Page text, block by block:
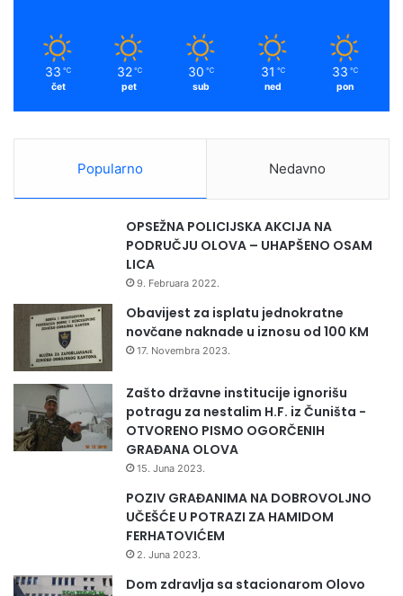
33 ℃
čet
32 ℃
pet
30 ℃
sub
31 ℃
ned
33 ℃
pon
Popularno Nedavno
OPSEŽNA POLICIJSKA AKCIJA NA
PODRUČJU OLOVA – UHAPŠENO OSAM
LICA
9. Februara 2022.
Obavijest za isplatu jednokratne
novčane naknade u iznosu od 100 KM
17. Novembra 2023.
Zašto državne institucije ignorišu
potragu za nestalim H.F. iz Čuništa -
OTVORENO PISMO OGORČENIH
GRAĐANA OLOVA
15. Juna 2023.
POZIV GRAĐANIMA NA DOBROVOLJNO
UČEŠĆE U POTRAZI ZA HAMIDOM
FERHATOVIĆEM
2. Juna 2023.
Dom zdravlja sa stacionarom Olovo